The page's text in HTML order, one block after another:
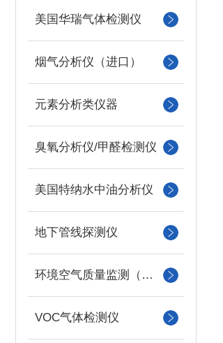
美国华瑞气体检测仪
烟气分析仪（进口）
元素分析类仪器
臭氧分析仪/甲醛检测仪
美国特纳水中油分析仪
地下管线探测仪
环境空气质量监测（美国Met one）
VOC气体检测仪